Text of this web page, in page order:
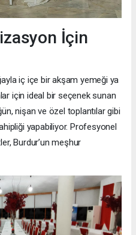
İçin
iç içe bir akşam yemeği ya
için ideal bir seçenek sunan
nişan ve özel toplantılar gibi
yapabiliyor. Profesyonel
Burdur’un meşhur